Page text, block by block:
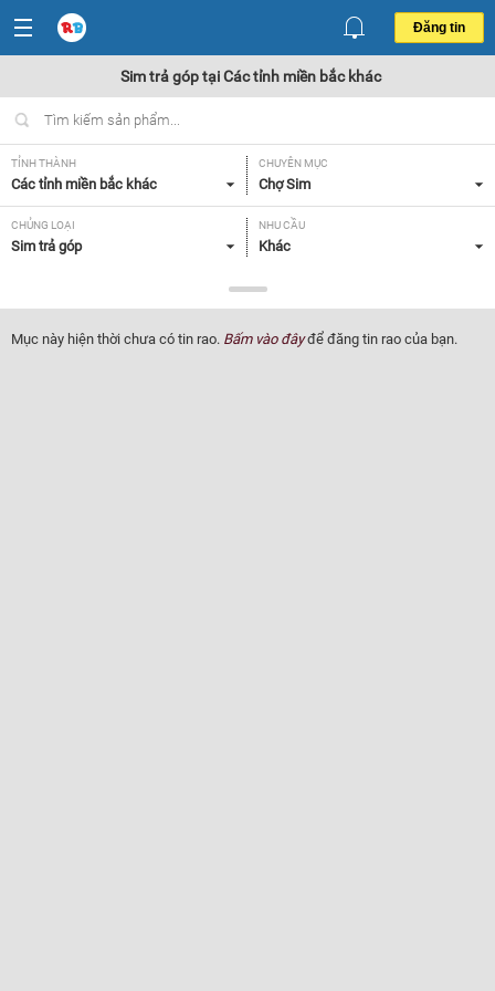
Đăng tin
Sim trả góp tại Các tỉnh miền bắc khác
TỈNH THÀNH
Các tỉnh miền bắc khác
CHUYÊN MỤC
Chợ Sim
CHỦNG LOẠI
Sim trả góp
NHU CẦU
Khác
Tất cả
Mục này hiện thời chưa có tin rao. Bấm vào đâyđể đăng tin rao của bạn.